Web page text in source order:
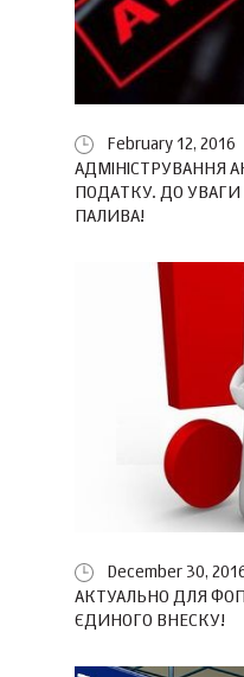
February 12, 2016
АДМІНІСТРУВАННЯ
ПОДАТКУ. ДО УВАГИ
ПАЛИВА!
December 30,
АКТУАЛЬНО ДЛЯ
ЄДИНОГО ВНЕСКУ!